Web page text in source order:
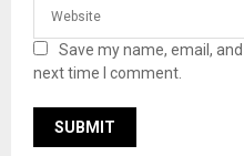
Save my name, email,
next time I comment.